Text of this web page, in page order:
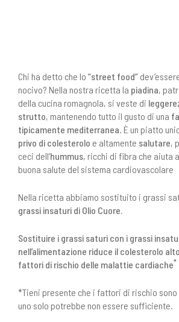
Chi ha detto che lo “street food”
nocivo? Nella nostra ricetta la piadina,
della cucina romagnola, si veste di
strutto, mantenendo tutto il gusto di una
tipicamente mediterranea. È un piatto
privo di colesterolo e altamente salutare,
ceci dell’hummus, ricchi di fibra che aiuta
buona salute del sistema cardiovascolare
Nella ricetta abbiamo sostituito i grassi
grassi insaturi di Olio Cuore.
Sostituire i grassi saturi con i grassi
nell’alimentazione riduce il colesterolo
fattori di rischio delle malattie cardiache*
*Tieni presente che i fattori di rischio
uno solo potrebbe non essere sufficiente.